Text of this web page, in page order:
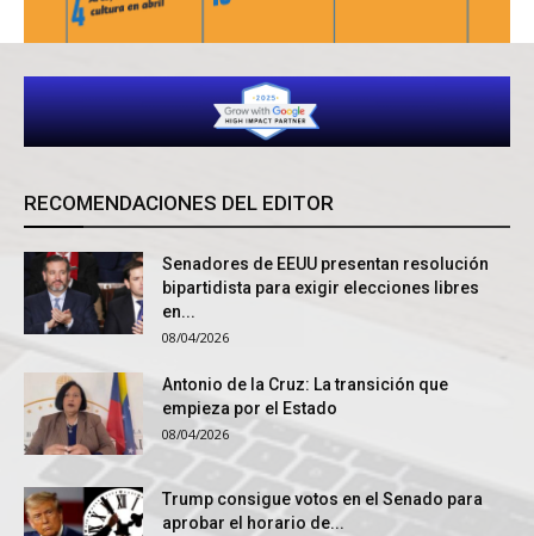
RECOMENDACIONES DEL EDITOR
Senadores de EEUU presentan resolución
bipartidista para exigir elecciones libres
en...
08/04/2026
Antonio de la Cruz: La transición que
empieza por el Estado
08/04/2026
Trump consigue votos en el Senado para
aprobar el horario de...